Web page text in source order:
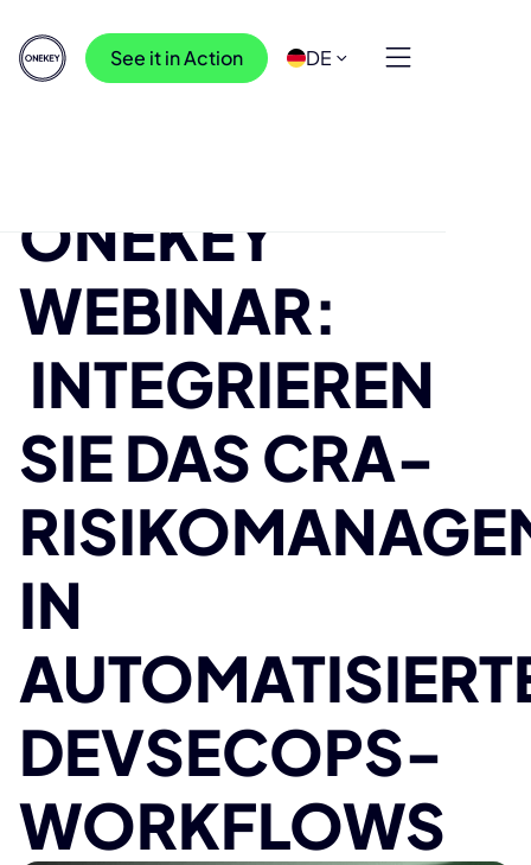
See it in Action DE
Workflows
ONEKEY
WEBINAR:
INTEGRIEREN
SIE DAS CRA-
IN
DEVSECOPS-
WORKFLOWS